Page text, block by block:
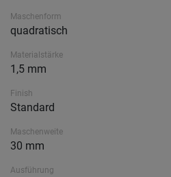
Maschenform
quadratisch
Materialstärke
1,5 mm
Finish
Standard
Maschenweite
30 mm
Ausführung